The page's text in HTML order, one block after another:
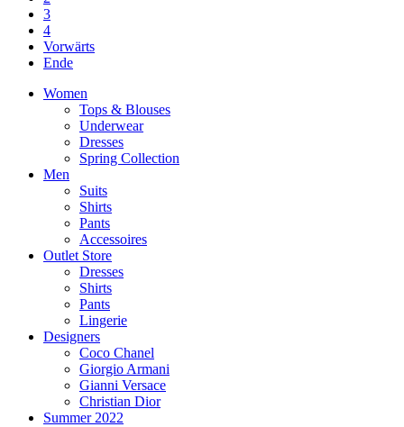
3
4
Vorwärts
Ende
Women
Tops & Blouses
Underwear
Dresses
Spring Collection
Men
Suits
Shirts
Pants
Accessoires
Outlet Store
Dresses
Shirts
Pants
Lingerie
Designers
Coco Chanel
Giorgio Armani
Gianni Versace
Christian Dior
Summer 2022